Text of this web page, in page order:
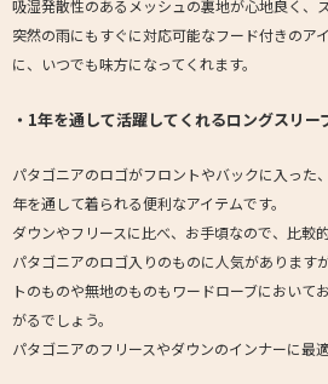
吸湿発散性のあるメッシュの裏地が心地良く、
突然の雨にもすぐに対応可能なフード付きのア
に、いつでも味方になってくれます。
・1年を通して活躍してくれるロングスリー
パタゴニアのロゴがフロントやバックに入った
年を通して着られる便利なアイテムです。
ダウンやフリースに比べ、お手頃なので、比較
パタゴニアのロゴ入りのものに人気があります
トのものや無地のものもワードローブにおいて
がるでしょう。
パタゴニアのフリースやダウンのインナーに最適